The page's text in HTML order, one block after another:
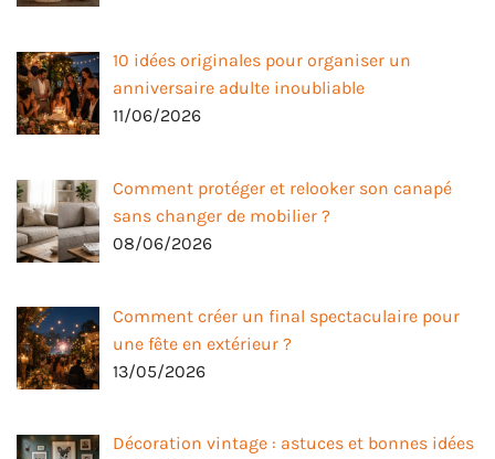
10 idées originales pour organiser un
anniversaire adulte inoubliable
11/06/2026
Comment protéger et relooker son canapé
sans changer de mobilier ?
08/06/2026
Comment créer un final spectaculaire pour
une fête en extérieur ?
13/05/2026
Décoration vintage : astuces et bonnes idées